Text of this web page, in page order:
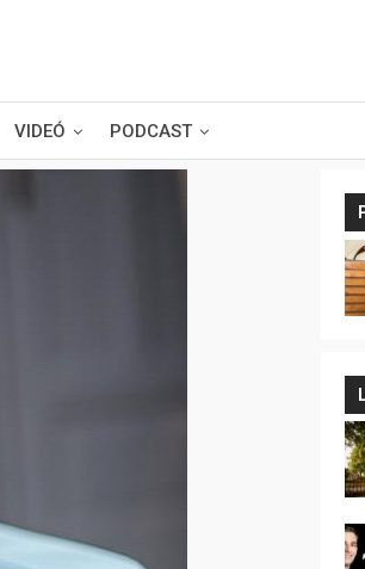
VIDEÓ PODCAST